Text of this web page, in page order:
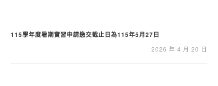
115學年度暑期實習申請繳交截止日為115年5月27日
2026 年 4 月 20 日